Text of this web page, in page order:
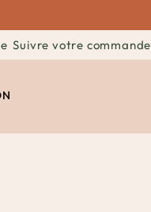
Suivre votre commande